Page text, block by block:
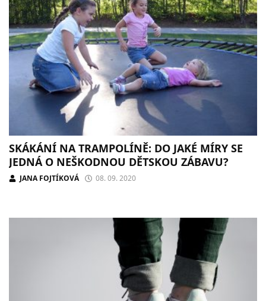
SKÁKÁNÍ NA TRAMPOLÍNĚ: DO JAKÉ MÍRY SE
JEDNÁ O NEŠKODNOU DĚTSKOU ZÁBAVU?
JANA FOJTÍKOVÁ 08. 09. 2020